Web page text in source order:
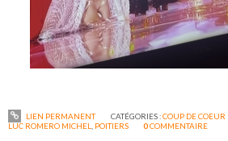
LIEN PERMANENT CATÉGORIES :COUP DE COEUR
LUC ROMERO MICHEL
POITIERS 0COMMENTAIRE